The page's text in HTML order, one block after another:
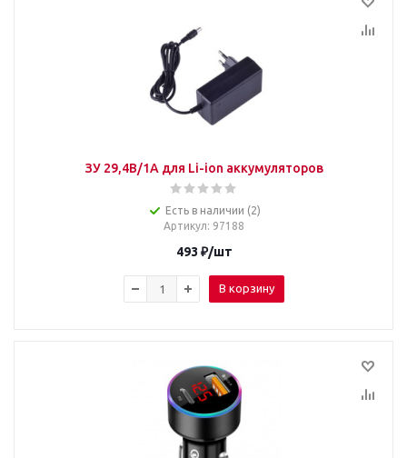
ЗУ 29,4В/1А для Li-ion аккумуляторов
Есть в наличии (2)
Артикул: 97188
493 ₽/шт
В корзину